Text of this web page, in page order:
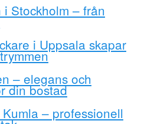
i Stockholm – från
i Uppsala skapar
– elegans och
din bostad
– professionell